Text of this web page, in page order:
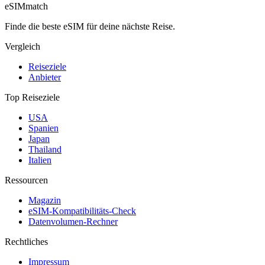
eSIMmatch
Finde die beste eSIM für deine nächste Reise.
Vergleich
Reiseziele
Anbieter
Top Reiseziele
USA
Spanien
Japan
Thailand
Italien
Ressourcen
Magazin
eSIM-Kompatibilitäts-Check
Datenvolumen-Rechner
Rechtliches
Impressum